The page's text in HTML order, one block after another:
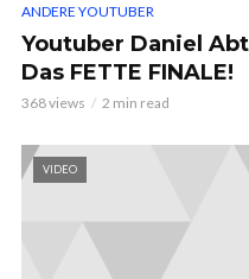
ANDERE YOUTUBER
Youtuber Daniel
Das FETTE FINALE!
368 views 2 min read
VIDEO